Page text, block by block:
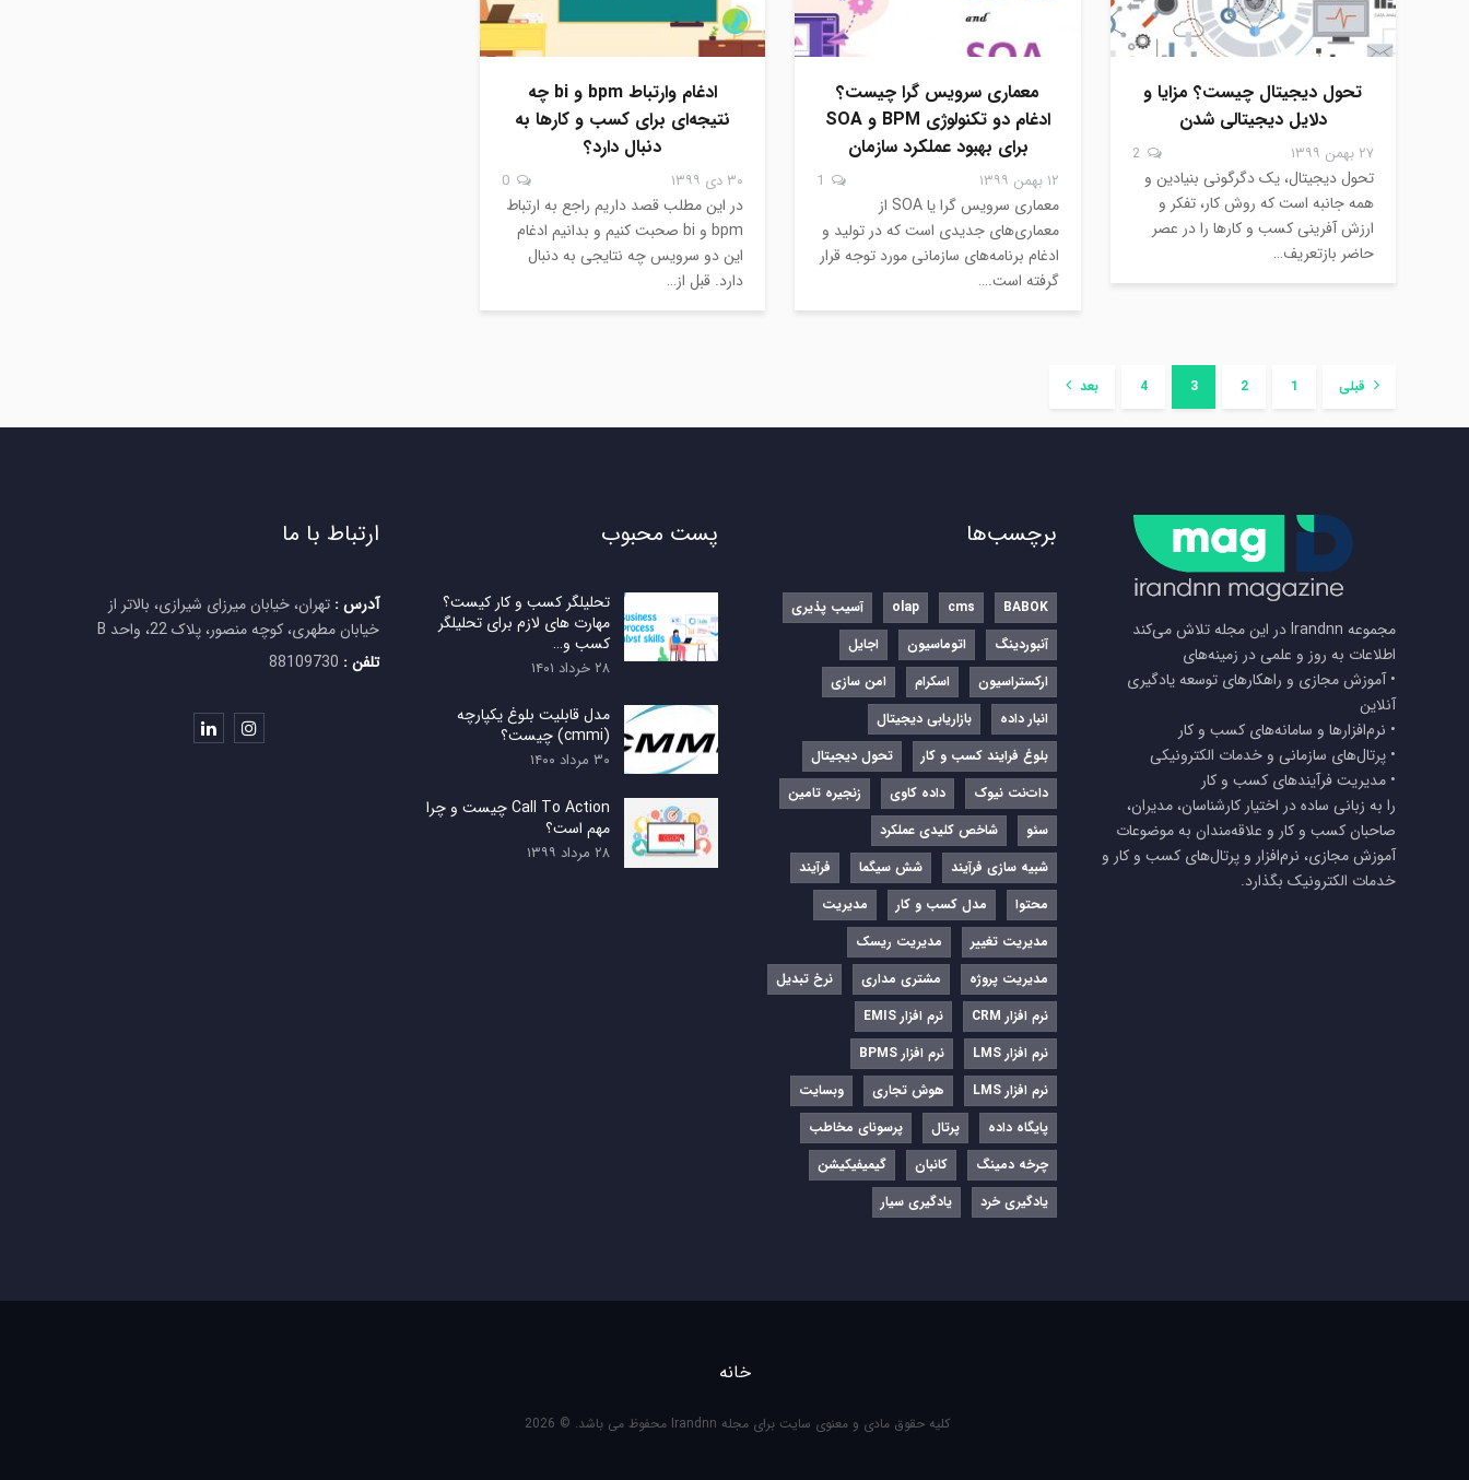
تحول دیجیتال چیست؟ مزایا و
دلایل دیجیتالی شدن
۲۷ بهمن ۱۳۹۹ 2
تحول دیجیتال، یک دگرگونی بنیادین و
همه جانبه است که روش کار، تفکر و
ارزش آفرینی کسب و کارها را در عصر
حاضر بازتعریف…
معماری سرویس گرا چیست؟
ادغام دو تکنولوژی BPM و SOA
برای بهبود عملکرد سازمان
۱۲ بهمن ۱۳۹۹
معماری سرویس گرا یا SOA از
معماری‌های جدیدی است که در تولید و
ادغام برنامه‌های سازمانی مورد توجه قرار
گرفته است.…
ادغام وارتباط bpm و bi چه
نتیجه‌ای برای کسب و کارها به
دنبال دارد؟
۳۰ دی ۱۳۹۹
در این مطلب قصد داریم راجع به ارتباط
bpm و bi صحبت کنیم و بدانیم ادغام
این دو سرویس چه نتایجی به دنبال
دارد. قبل از…
قبلی 1
2
3
4 بعد
مجموعه Irandnn در این مجله تلاش می‌کند
اطلاعات به روز و علمی در زمینه‌های
• آموزش مجازی و راهکارهای توسعه یادگیری
آنلاین
• نرم‌افزارها و سامانه‌های کسب و کار
• پرتال‌های سازمانی و خدمات الکترونیکی
• مدیریت فرآیندهای کسب و کار
را به زبانی ساده در اختیار کارشناسان، مدیران،
صاحبان کسب و کار و علاقه‌مندان به موضوعات
آموزش مجازی، نرم‌افزار و پرتال‌های کسب و کار و
خدمات الکترونیک بگذارد.
برچسب‌ها
BABOK
cms
olap
آسیب پذیری
آنبوردینگ
اتوماسیون
اجایل
ارکستراسیون
اسکرام
امن سازی
انبار داده
بازاریابی دیجیتال
بلوغ فرایند کسب و کار
تحول دیجیتال
دات‌نت نیوک
داده کاوی
زنجیره تامین
سئو
شاخص کلیدی عملکرد
شبیه سازی فرآیند
شش سیگما
فرآیند
محتوا
مدل کسب و کار
مدیریت
مدیریت تغییر
مدیریت ریسک
مدیریت پروژه
مشتری مداری
نرخ تبدیل
نرم‌ افزار CRM
نرم‌ افزار EMIS
نرم‌ افزار LMS
نرم افزار BPMS
نرم افزار LMS
هوش تجاری
وبسایت
پایگاه داده
پرتال
پرسونای مخاطب
چرخه دمینگ
کانبان
گیمیفیکیشن
یادگیری خرد
یادگیری سیار
پست محبوب
تحلیلگر کسب و کار کیست؟
مهارت های لازم برای تحلیلگر
کسب و…
۲۸ خرداد ۱۴۰۱
مدل قابلیت بلوغ یکپارچه
(cmmi) چیست؟
۳۰ مرداد ۱۴۰۰
Call To Action چیست و چرا
مهم است؟
۲۸ مرداد ۱۳۹۹
ارتباط با ما
آدرس : تهران، خیابان میرزای شیرازی، بالاتر از
خیابان مطهری، کوچه منصور، پلاک 22، واحد B
تلفن :
خانه
کلیه حقوق مادی و معنوی سایت برای مجله Irandnn محفوظ می باشد. © 2026